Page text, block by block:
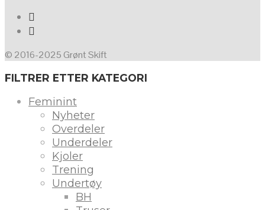
© 2016-2025 Grønt Skift
FILTRER ETTER KATEGORI
Feminint
Nyheter
Overdeler
Underdeler
Kjoler
Trening
Undertøy
BH